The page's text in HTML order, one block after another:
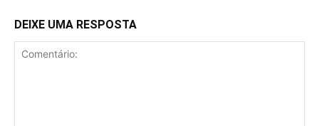
DEIXE UMA RESPOSTA